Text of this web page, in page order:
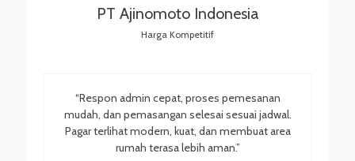
PT Ajinomoto Indonesia
Harga Kompetitif
“Respon admin cepat, proses pemesanan
mudah, dan pemasangan selesai sesuai jadwal.
Pagar terlihat modern, kuat, dan membuat area
rumah terasa lebih aman.”